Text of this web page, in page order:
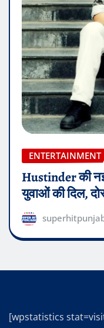
ENTERTAINMENT
Hustinder की
युवाओं की दिल,
[wpstatistics